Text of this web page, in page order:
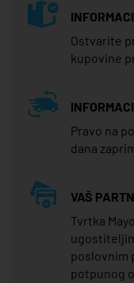
Ostvarite
kupovine
Pravo na
dana
VAŠ
Tvrtka
poslovnim
potpunog